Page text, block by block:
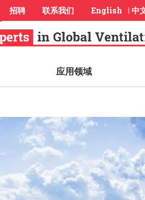
招聘 联系我们 English | 中
应用领域